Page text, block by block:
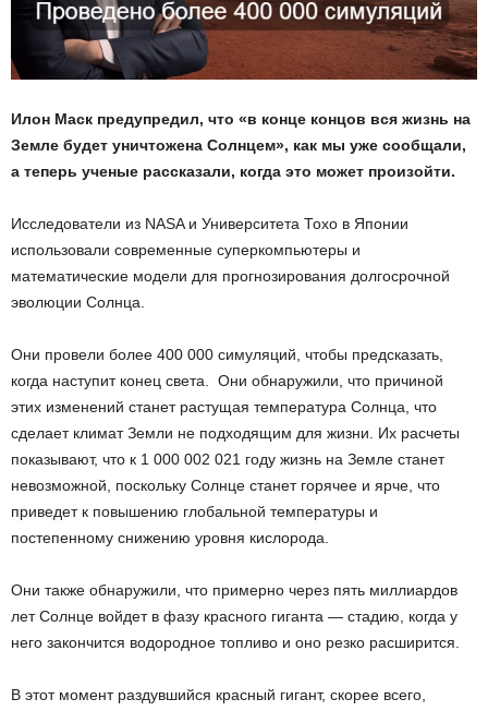
Илон Маск предупредил, что «в конце концов вся жизнь на
Земле будет уничтожена Солнцем», как мы уже сообщали,
а теперь ученые рассказали, когда это может произойти.
Исследователи из NASA и Университета Тохо в Японии
использовали современные суперкомпьютеры и
математические модели для прогнозирования долгосрочной
эволюции Солнца.
Они провели более 400 000 симуляций, чтобы предсказать,
когда наступит конец света. Они обнаружили, что причиной
этих изменений станет растущая температура Солнца, что
сделает климат Земли не подходящим для жизни. Их расчеты
показывают, что к 1 000 002 021 году жизнь на Земле станет
невозможной, поскольку Солнце станет горячее и ярче, что
приведет к повышению глобальной температуры и
постепенному снижению уровня кислорода.
Они также обнаружили, что примерно через пять миллиардов
лет Солнце войдет в фазу красного гиганта — стадию, когда у
него закончится водородное топливо и оно резко расширится.
В этот момент раздувшийся красный гигант, скорее всего,